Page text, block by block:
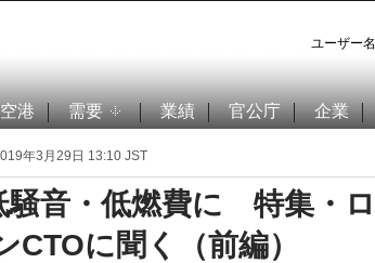
ユーザー名
空港 需要 業績 官公庁 企業
年3月29日 13:10 JST
騒音・低燃費に 特集・ロ
に聞く（前編）